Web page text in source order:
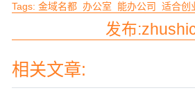
Tags:金域名都 办公室 能办公司 适合创
发布
相关文章: